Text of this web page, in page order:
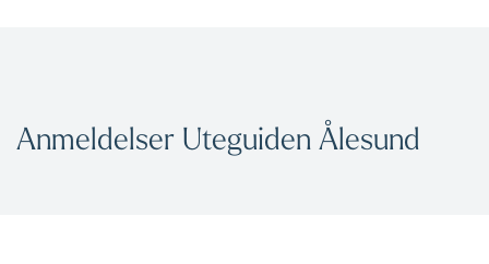
Anmeldelser Uteguiden Ålesund